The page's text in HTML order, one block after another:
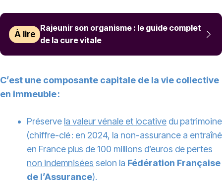
À lire
Rajeunir son organisme : le guide complet
de la cure vitale
C’est une composante capitale de la vie collective
en immeuble :
Préserve la valeur vénale et locative du patrimoine
(chiffre-clé : en 2024, la non-assurance a entraîné
en France plus de100 millions d’euros de pertes
non indemnisées selon la Fédération Française
de l’Assurance).